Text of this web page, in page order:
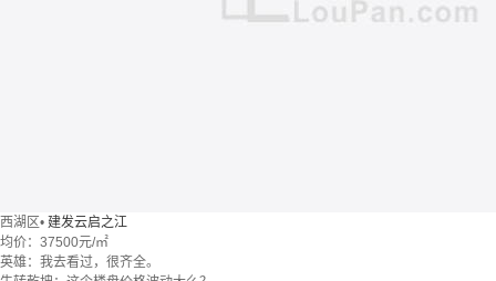
西湖区• 建发云启之江
均价： 37500元/㎡
英雄：我去看过，很齐全。